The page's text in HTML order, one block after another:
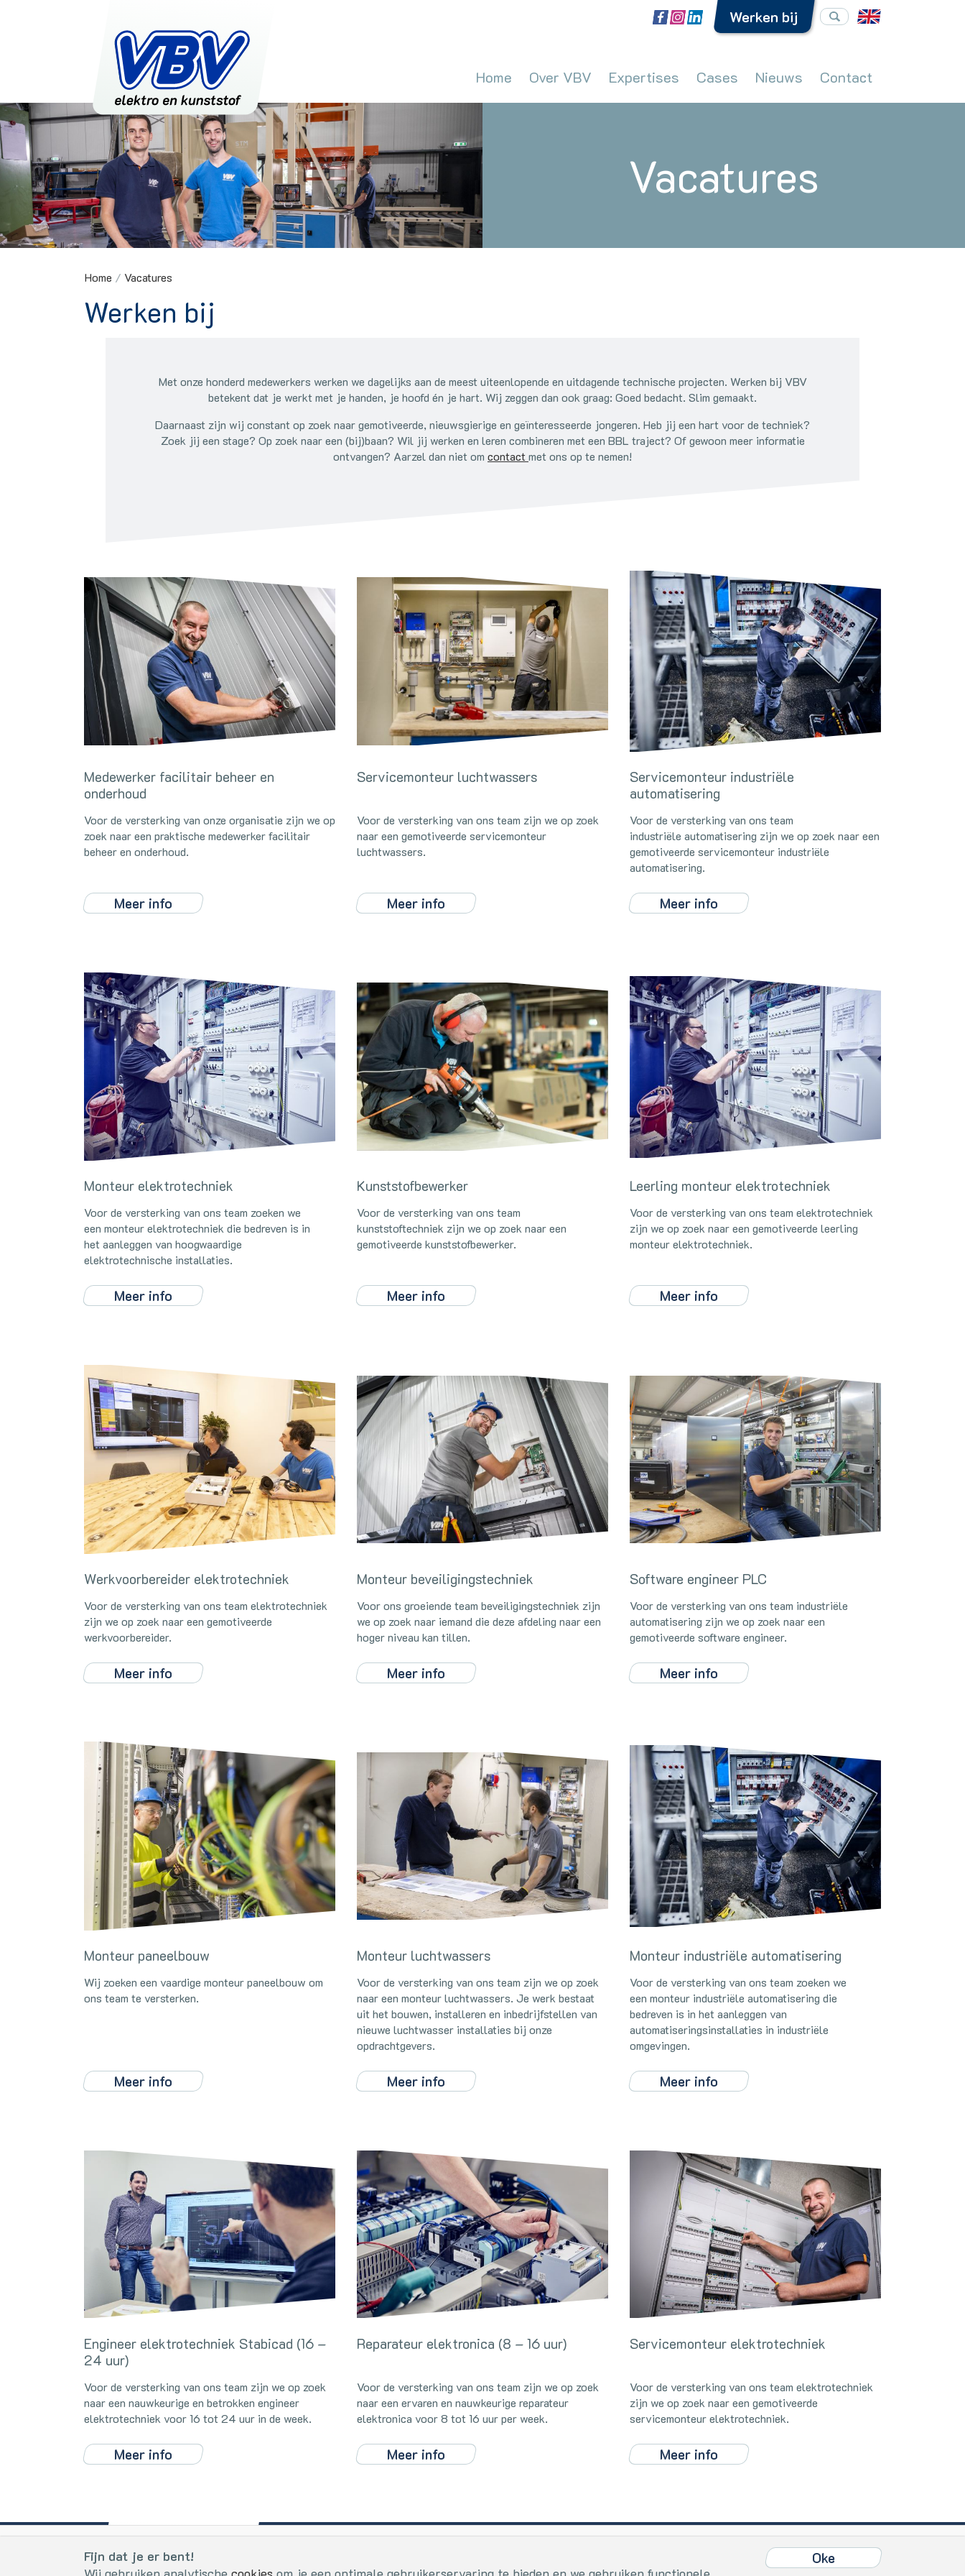
Fijn dat je er bent!
Oke
Home Over VBV Expertises Cases Nieuws Contact
Werken bij
Vacatures
Home / Vacatures
Werken bij
Met onze honderd medewerkers werken we dagelijks aan de meest uiteenlopende en uitdagende technische projecten. Werken bij VBV
betekent dat je werkt met je handen, je hoofd én je hart. Wij zeggen dan ook graag: Goed bedacht. Slim gemaakt.
Daarnaast zijn wij constant op zoek naar gemotiveerde, nieuwsgierige en geïnteresseerde jongeren. Heb jij een hart voor de techniek?
Zoek jij een stage? Op zoek naar een (bij)baan? Wil jij werken en leren combineren met een BBL traject? Of gewoon meer informatie
ontvangen? Aarzel dan niet om contactmet ons op te nemen!
Medewerker facilitair beheer en
onderhoud
Voor de versterking van onze organisatie zijn we op
zoek naar een praktische medewerker facilitair
beheer en onderhoud.
Meer info
Servicemonteur luchtwassers
Voor de versterking van ons team zijn we op zoek
naar een gemotiveerde servicemonteur
luchtwassers.
Meer info
Servicemonteur industriële
automatisering
Voor de versterking van ons team
industriële automatisering zijn we op zoek naar een
gemotiveerde servicemonteur industriële
automatisering.
Meer info
Monteur elektrotechniek
Voor de versterking van ons team zoeken we
een monteur elektrotechniek die bedreven is in
het aanleggen van hoogwaardige
elektrotechnische installaties.
Meer info
Kunststofbewerker
Voor de versterking van ons team
kunststoftechniek zijn we op zoek naar een
gemotiveerde kunststofbewerker.
Meer info
Leerling monteur elektrotechniek
Voor de versterking van ons team elektrotechniek
zijn we op zoek naar een gemotiveerde leerling
monteur elektrotechniek.
Meer info
Werkvoorbereider elektrotechniek
Voor de versterking van ons team elektrotechniek
zijn we op zoek naar een gemotiveerde
werkvoorbereider.
Meer info
Monteur beveiligingstechniek
Voor ons groeiende team beveiligingstechniek zijn
we op zoek naar iemand die deze afdeling naar een
hoger niveau kan tillen.
Meer info
Software engineer PLC
Voor de versterking van ons team industriële
automatisering zijn we op zoek naar een
gemotiveerde software engineer.
Meer info
Monteur paneelbouw
Wij zoeken een vaardige monteur paneelbouw om
ons team te versterken.
Meer info
Monteur luchtwassers
Voor de versterking van ons team zijn we op zoek
naar een monteur luchtwassers. Je werk bestaat
uit het bouwen, installeren en inbedrijfstellen van
nieuwe luchtwasser installaties bij onze
opdrachtgevers.
Meer info
Monteur industriële automatisering
Voor de versterking van ons team zoeken we
een monteur industriële automatisering die
bedreven is in het aanleggen van
automatiseringsinstallaties in industriële
omgevingen.
Meer info
Engineer elektrotechniek Stabicad (16 –
24 uur)
Voor de versterking van ons team zijn we op zoek
naar een nauwkeurige en betrokken engineer
elektrotechniek voor 16 tot 24 uur in de week.
Meer info
Reparateur elektronica (8 – 16 uur)
Voor de versterking van ons team zijn we op zoek
naar een ervaren en nauwkeurige reparateur
elektronica voor 8 tot 16 uur per week.
Meer info
Servicemonteur elektrotechniek
Voor de versterking van ons team elektrotechniek
zijn we op zoek naar een gemotiveerde
servicemonteur elektrotechniek.
Meer info
Vacatures
Fijn dat je er bent!
Oke